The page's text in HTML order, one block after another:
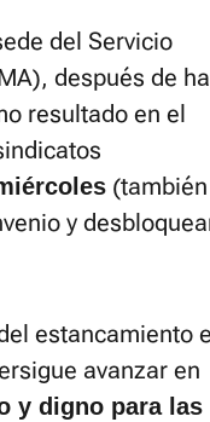
del Servicio
después de
resultado en el
y
estancamiento
avanzar en
y digno para las